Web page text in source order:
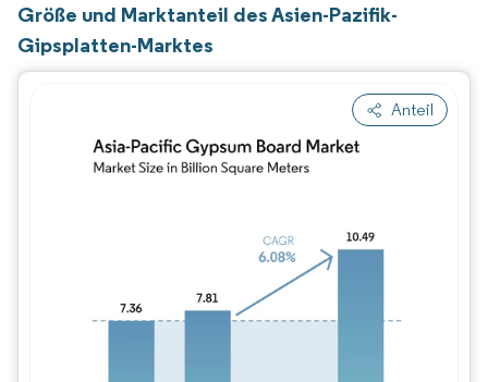
Größe und Marktanteil des Asien-Pazifik-
Gipsplatten-Marktes
Anteil